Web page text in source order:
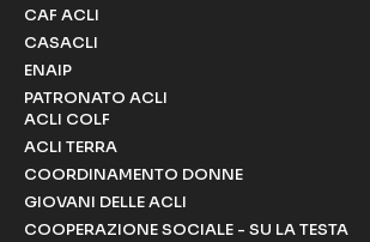
CAF ACLI
CASACLI
ENAIP
PATRONATO ACLI
ACLI COLF
ACLI TERRA
COORDINAMENTO DONNE
GIOVANI DELLE ACLI
COOPERAZIONE SOCIALE - SU LA TESTA